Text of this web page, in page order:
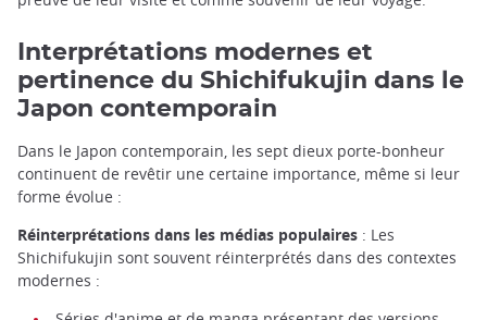
Interprétations modernes et
pertinence du Shichifukujin dans le
Japon contemporain
Dans le Japon contemporain, les sept dieux porte-bonheur
continuent de revêtir une certaine importance, même si leur
forme évolue :
Réinterprétations dans les médias populaires : Les
Shichifukujin sont souvent réinterprétés dans des contextes
modernes :